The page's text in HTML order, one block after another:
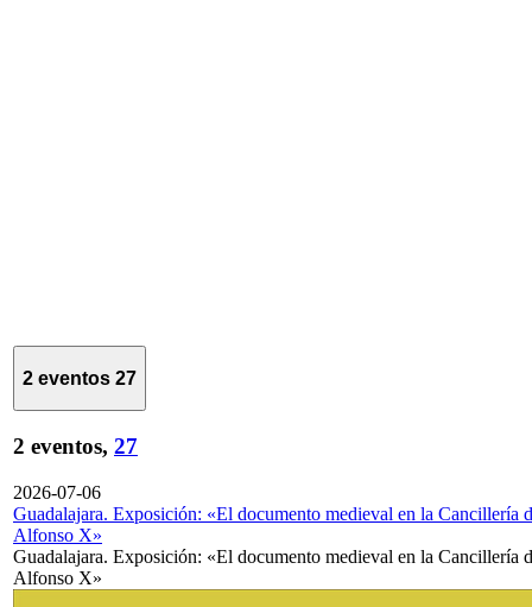
2 eventos 27
2 eventos, 27
2026-07-06
Guadalajara. Exposición: «El documento medieval en la Cancillería
Alfonso X»
Guadalajara. Exposición: «El documento medieval en la Cancillería
Alfonso X»